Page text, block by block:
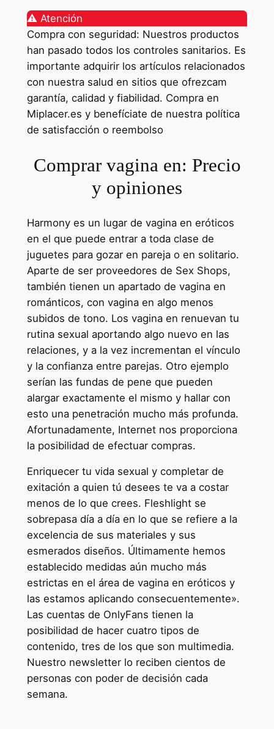
⚠️ Atención
Compra con seguridad: Nuestros productos
han pasado todos los controles sanitarios. Es
importante adquirir los artículos relacionados
con nuestra salud en sitios que ofrezcam
garantía, calidad y fiabilidad. Compra en
Miplacer.es y benefíciate de nuestra política
de satisfacción o reembolso
Comprar vagina en: Precio
y opiniones
Harmony es un lugar de vagina en eróticos
en el que puede entrar a toda clase de
juguetes para gozar en pareja o en solitario.
Aparte de ser proveedores de Sex Shops,
también tienen un apartado de vagina en
románticos, con vagina en algo menos
subidos de tono. Los vagina en renuevan tu
rutina sexual aportando algo nuevo en las
relaciones, y a la vez incrementan el vínculo
y la confianza entre parejas. Otro ejemplo
serían las fundas de pene que pueden
alargar exactamente el mismo y hallar con
esto una penetración mucho más profunda.
Afortunadamente, Internet nos proporciona
la posibilidad de efectuar compras.
Enriquecer tu vida sexual y completar de
exitación a quien tú desees te va a costar
menos de lo que crees. Fleshlight se
sobrepasa día a día en lo que se refiere a la
excelencia de sus materiales y sus
esmerados diseños. Últimamente hemos
establecido medidas aún mucho más
estrictas en el área de vagina en eróticos y
las estamos aplicando consecuentemente».
Las cuentas de OnlyFans tienen la
posibilidad de hacer cuatro tipos de
contenido, tres de los que son multimedia.
Nuestro newsletter lo reciben cientos de
personas con poder de decisión cada
semana.